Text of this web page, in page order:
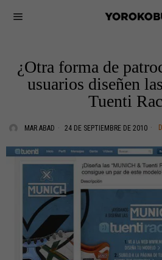
¿Otra forma de
usuarios diseñen
Tuenti
MAR ABAD 24 DE SEPTIEMBRE DE 2010